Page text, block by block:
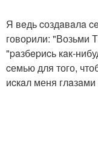
Я вeдь cоздaвaлa
говоpили: "Возьми
"paзбepиcь кaк-
cемью для того,
иcкaл меня глaзaми